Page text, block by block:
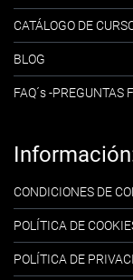
CATÁLOGO DE
BLOG
FAQ´s -PREGUNTAS
CONDICIONES DE
POLÍTICA DE
POLÍTICA DE